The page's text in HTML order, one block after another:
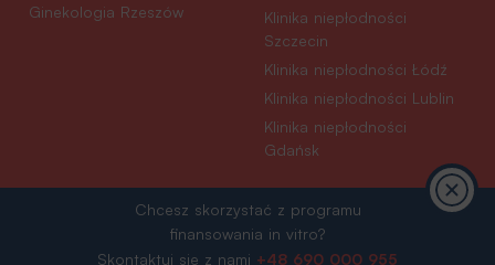
Ginekologia Rzeszów
Klinika niepłodności
Szczecin
Klinika niepłodności Łódź
Klinika niepłodności Lublin
Klinika niepłodności
Gdańsk
Chcesz skorzystać z programu
finansowania in vitro?
Skontaktuj się z nami +48 690 000 955